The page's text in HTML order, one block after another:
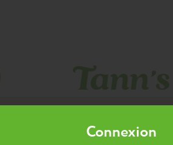
Mes listes d'envies
((title))
Connexion